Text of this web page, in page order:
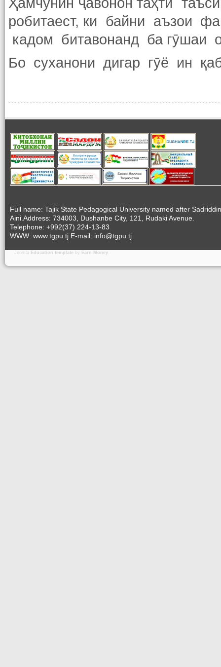
робитаест, ки байни аъзои
кадом битавонанд ба гӯшаи
Бо суханони дигар гӯё ин
Full name: Tajik State Pedagogical University named after Sadriddin
Aini.Address: 734003, Dushanbe City, 121, Rudaki Avenue.
Telephone: +992(37) 224-13-83
WWW: www.tgpu.tj E-mail: info@tgpu.tj
Joomla Education template by Earn Money.